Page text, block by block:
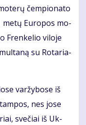
čem­pio­na­to
me­tų Eu­ro­pos mo­
Fren­ke­lio vi­lo­je
su Ro­ta­ria­
var­žy­bo­se iš
nes jo­se
sve­čiai iš Uk­